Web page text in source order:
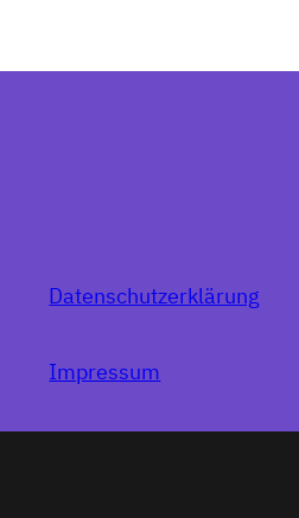
Datenschutzerklärung
Impressum